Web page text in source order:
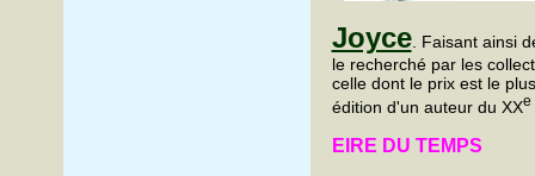
Joyce. Faisant ainsi
le recherché par les
celle dont le prix est le
édition d'un auteur du XXe
EIRE DU TEMPS